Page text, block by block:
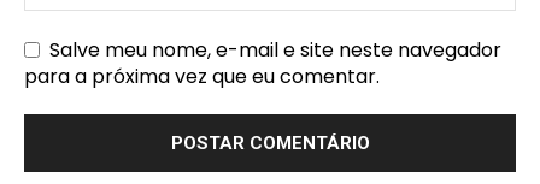
Salve meu nome, e-mail e site neste navegador
para a próxima vez que eu comentar.